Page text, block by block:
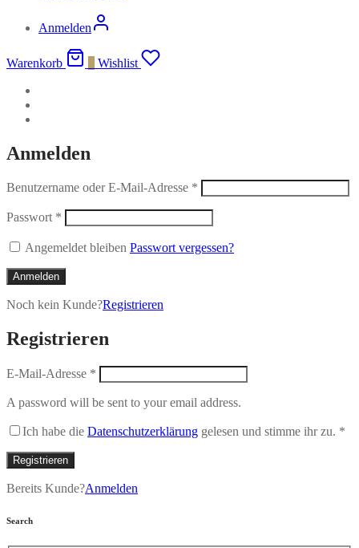
Anmelden
Warenkorb Wishlist
Anmelden
Benutzername oder E-Mail-Adresse *
Passwort *
Angemeldet bleiben Passwort vergessen?
Anmelden
Noch kein Kunde?Registrieren
Registrieren
E-Mail-Adresse *
A password will be sent to your email address.
Ich habe die Datenschutzerklärung gelesen und stimme ihr zu. *
Registrieren
Bereits Kunde?Anmelden
Search